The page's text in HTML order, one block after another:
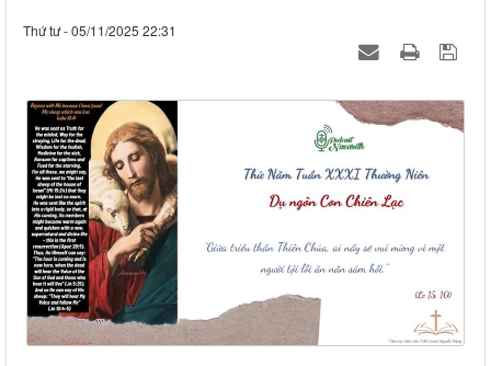
Thứ tư - 05/11/2025 22:31